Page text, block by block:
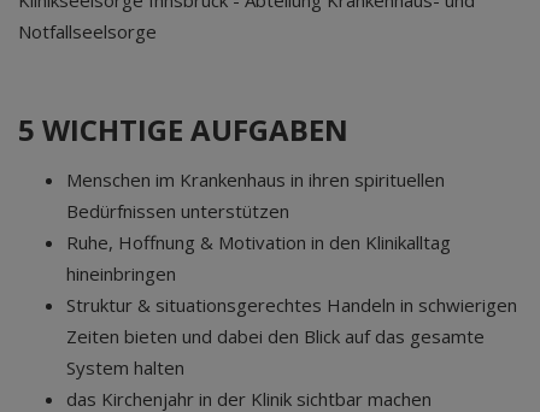
Notfallseelsorge
5 WICHTIGE AUFGABEN
Menschen im Krankenhaus in ihren spirituellen
Bedürfnissen unterstützen
Ruhe, Hoffnung & Motivation in den Klinikalltag
hineinbringen
Struktur & situationsgerechtes Handeln in schwierigen
Zeiten bieten und dabei den Blick auf das gesamte
System halten
das Kirchenjahr in der Klinik sichtbar machen